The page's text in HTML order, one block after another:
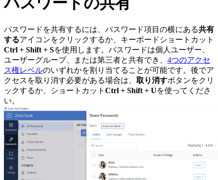
パスワードを共有するには、パスワード項目の横にある共有
するアイコンをクリックするか、キーボードショートカット
Ctrl + Shift + Sを使用します。パスワードは個人ユーザー、
ユーザーグループ、または第三者と共有でき、 4つのアクセ
ス権レベルのいずれかを割り当てることが可能です。後でア
クセスを取り消す必要がある場合は、 取り消すボタンをクリ
ックするか、ショートカット Ctrl + Shift + Uを使ってくださ
い。